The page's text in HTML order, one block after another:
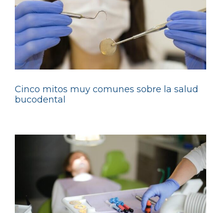
Cinco mitos muy comunes sobre la salud
bucodental